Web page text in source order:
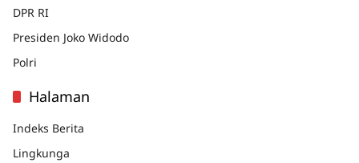
DPR RI
Presiden Joko Widodo
Polri
Halaman
Indeks Berita
Lingkunga